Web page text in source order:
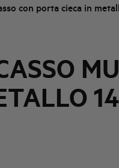
con porta cieca in
14